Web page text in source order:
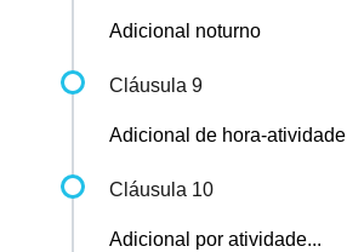
Adicional noturno
Cláusula 9
Adicional de hora-atividade
Cláusula 10
Adicional por atividade...